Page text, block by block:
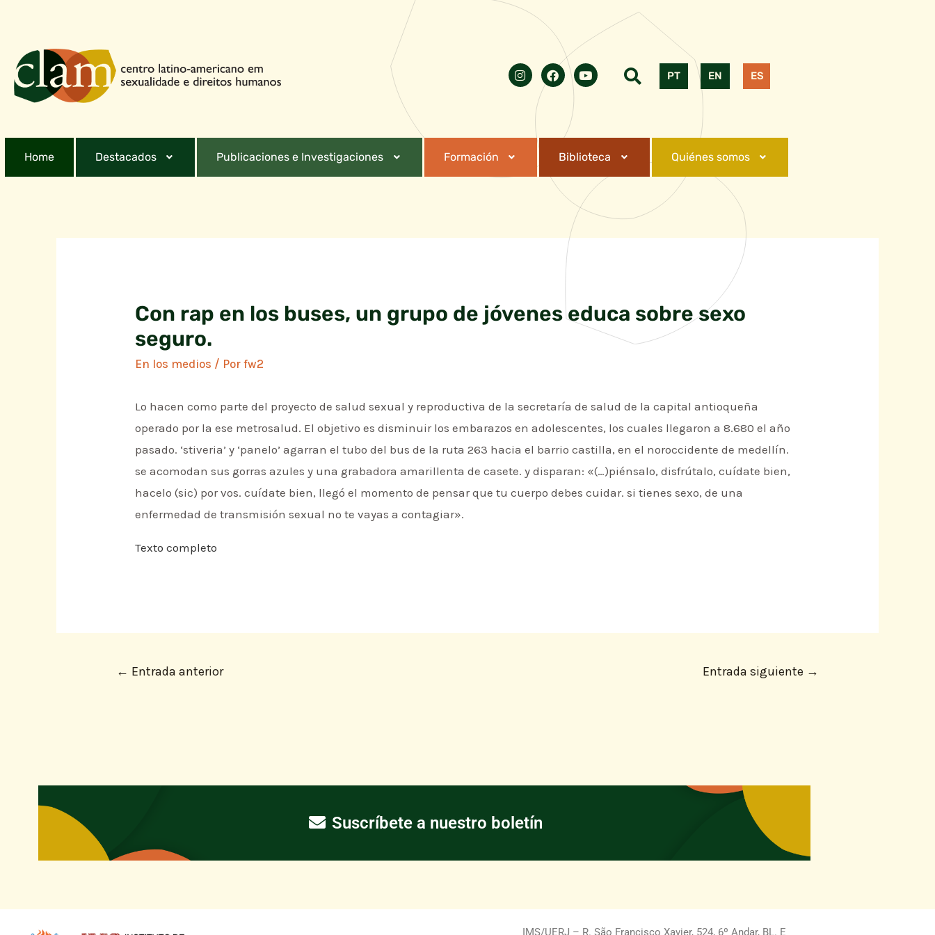
PT EN ES
Home Destacados Publicaciones e Investigaciones Formación Biblioteca Quiénes somos
Con rap en los buses, un grupo de jóvenes educa sobre sexo
seguro.
En los medios / Porfw2
Lo hacen como parte del proyecto de salud sexual y reproductiva de la secretaría de salud de la capital antioqueña
operado por la ese metrosalud. El objetivo es disminuir los embarazos en adolescentes, los cuales llegaron a 8.680 el año
pasado. ‘stiveria’ y ‘panelo’ agarran el tubo del bus de la ruta 263 hacia el barrio castilla, en el noroccidente de medellín.
se acomodan sus gorras azules y una grabadora amarillenta de casete. y disparan: «(…)piénsalo, disfrútalo, cuídate bien,
hacelo (sic) por vos. cuídate bien, llegó el momento de pensar que tu cuerpo debes cuidar. si tienes sexo, de una
enfermedad de transmisión sexual no te vayas a contagiar».
Texto completo
← Entrada anterior Entrada siguiente →
Suscríbete a nuestro boletín
IMS/UERJ – R. São Francisco Xavier, 524, 6º Andar, BL. E